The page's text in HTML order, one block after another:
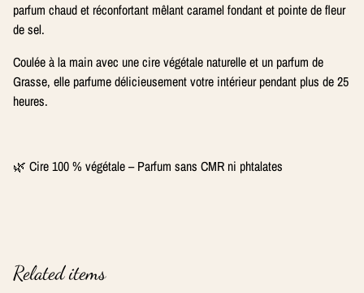
parfum chaud et réconfortant mêlant caramel fondant et pointe de fleur
de sel.
Coulée à la main avec une cire végétale naturelle et un parfum de
Grasse, elle parfume délicieusement votre intérieur pendant plus de 25
heures.
🌿 Cire 100 % végétale – Parfum sans CMR ni phtalates
Related items